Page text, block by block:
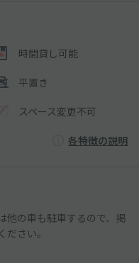
時間貸し可能
平置き
スペース変更不可
各特徴の説明
の車も駐車するので、掲
さい。